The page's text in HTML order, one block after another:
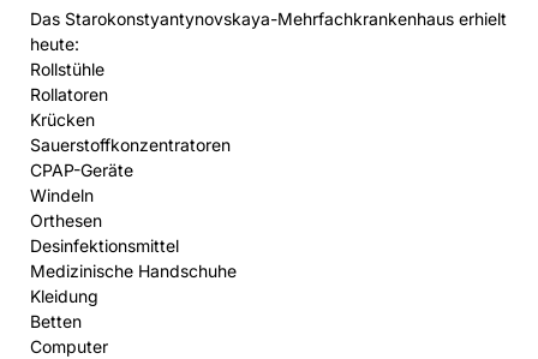
Das Starokonstyantynovskaya-Mehrfachkrankenhaus erhielt
heute:
Rollstühle
Rollatoren
Krücken
Sauerstoffkonzentratoren
CPAP-Geräte
Windeln
Orthesen
Desinfektionsmittel
Medizinische Handschuhe
Kleidung
Betten
Computer